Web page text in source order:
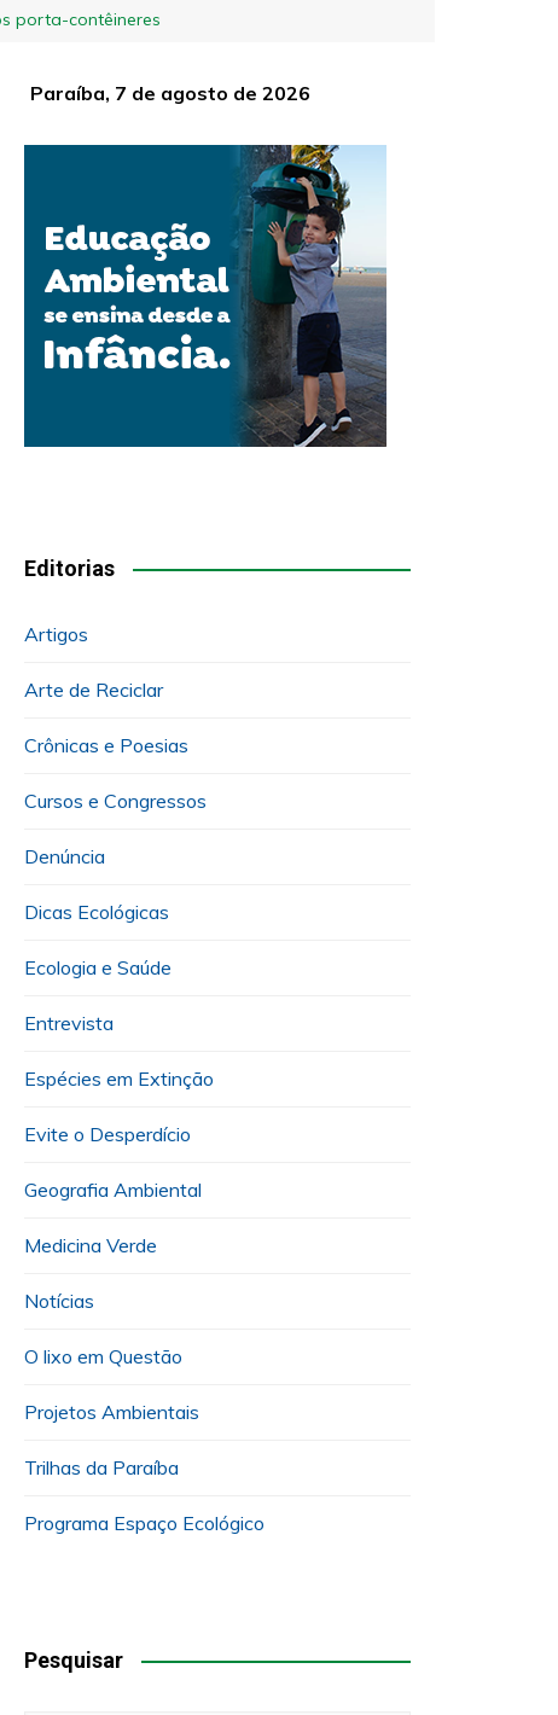
porta-contêineres
Paraíba, 7 de agosto de 2026
Editorias
Artigos
Arte de Reciclar
Crônicas e Poesias
Cursos e Congressos
Denúncia
Dicas Ecológicas
Ecologia e Saúde
Entrevista
Espécies em Extinção
Evite o Desperdício
Geografia Ambiental
Medicina Verde
Notícias
O lixo em Questão
Projetos Ambientais
Trilhas da Paraíba
Programa Espaço Ecológico
Pesquisar